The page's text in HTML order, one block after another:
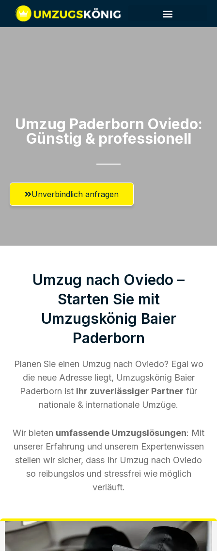
Umzug Paderborn​ Oviedo:
Günstig & professionell​
Unverbindlich anfragen
Umzug nach Oviedo –
Starten Sie mit
Umzugskönig Baier
Paderborn
Planen Sie einen Umzug nach Oviedo? Egal wo
die neue Adresse liegt, Umzugskönig Baier
Paderborn ist Ihr zuverlässiger Partner für
nationale & internationale Umzüge.
Wir bieten umfassende Umzugslösungen: Mit
unserer Erfahrung und unserem Expertenwissen
stellen wir sicher, dass Ihr Umzug nach Oviedo
so reibungslos und stressfrei wie möglich
verläuft.